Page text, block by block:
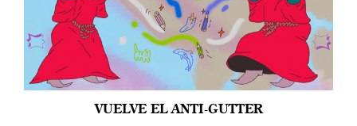
VUELVE EL ANTI-GUTTER